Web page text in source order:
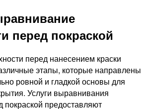
перед покраской
перед нанесением краски
этапы, которые направлены
ровной и гладкой основы для
Услуги выравнивания
покраской предоставляют